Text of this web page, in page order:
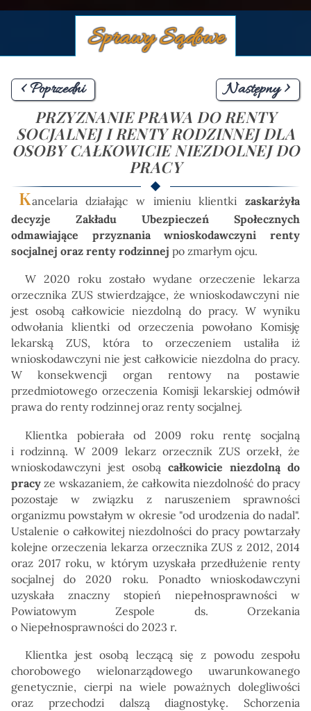
Sprawy Sądowe
< Poprzedni
Następny >
PRZYZNANIE PRAWA DO RENTY
SOCJALNEJ I RENTY RODZINNEJ DLA
OSOBY CAŁKOWICIE NIEZDOLNEJ DO
PRACY
Kancelaria działając w imieniu klientkizaskarżyła
decyzje Zakładu Ubezpieczeń Społecznych
odmawiające przyznania wnioskodawczyni renty
socjalnej oraz renty rodzinnej po zmarłym ojcu.
W 2020 roku zostało wydane orzeczenie lekarza
orzecznika ZUS stwierdzające, że wnioskodawczyni nie
jest osobą całkowicie niezdolną do pracy. W wyniku
odwołania klientki od orzeczenia powołano Komisję
lekarską ZUS, która to orzeczeniem ustaliła iż
wnioskodawczyni nie jest całkowicie niezdolna do pracy.
W konsekwencji organ rentowy na postawie
przedmiotowego orzeczenia Komisji lekarskiej odmówił
prawa do renty rodzinnej oraz renty socjalnej.
Klientka pobierała od 2009 roku rentę socjalną
i rodzinną. W 2009 lekarz orzecznik ZUS orzekł, że
wnioskodawczyni jest osobącałkowicie niezdolną do
pracyze wskazaniem, że całkowita niezdolność do pracy
pozostaje w związku z naruszeniem sprawności
organizmu powstałym w okresie "od urodzenia do nadal".
Ustalenie o całkowitej niezdolności do pracy powtarzały
kolejne orzeczenia lekarza orzecznika ZUS z 2012, 2014
oraz 2017 roku, w którym uzyskała przedłużenie renty
socjalnej do 2020 roku. Ponadto wnioskodawczyni
uzyskała znaczny stopień niepełnosprawności w
Powiatowym Zespole ds. Orzekania
o Niepełnosprawności do 2023 r.
Klientka jest osobą leczącą się z powodu zespołu
chorobowego wielonarządowego uwarunkowanego
genetycznie, cierpi na wiele poważnych dolegliwości
oraz przechodzi dalszą diagnostykę. Schorzenia